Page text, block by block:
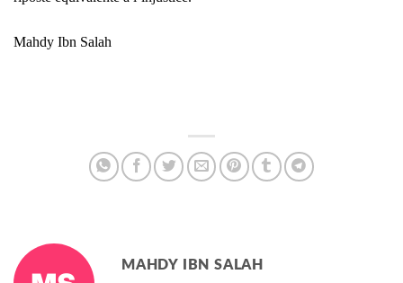
Mahdy Ibn Salah
MAHDY IBN SALAH